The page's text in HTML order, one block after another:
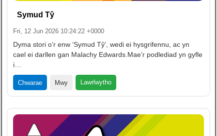
Symud Tŷ
Fri, 12 Jun 2026 10:24:22 +0000
Dyma stori o’r enw ‘Symud Tŷ', wedi ei hysgrifennu, ac yn
cael ei darllen gan Malachy Edwards.Mae’r podlediad yn gyfle
i…
Chwarae Mwy Lawrlwytho